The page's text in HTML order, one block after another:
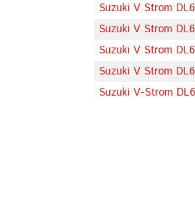
Suzuki V Strom
Suzuki V Strom
Suzuki V Strom
Suzuki V Strom
Suzuki V-Strom